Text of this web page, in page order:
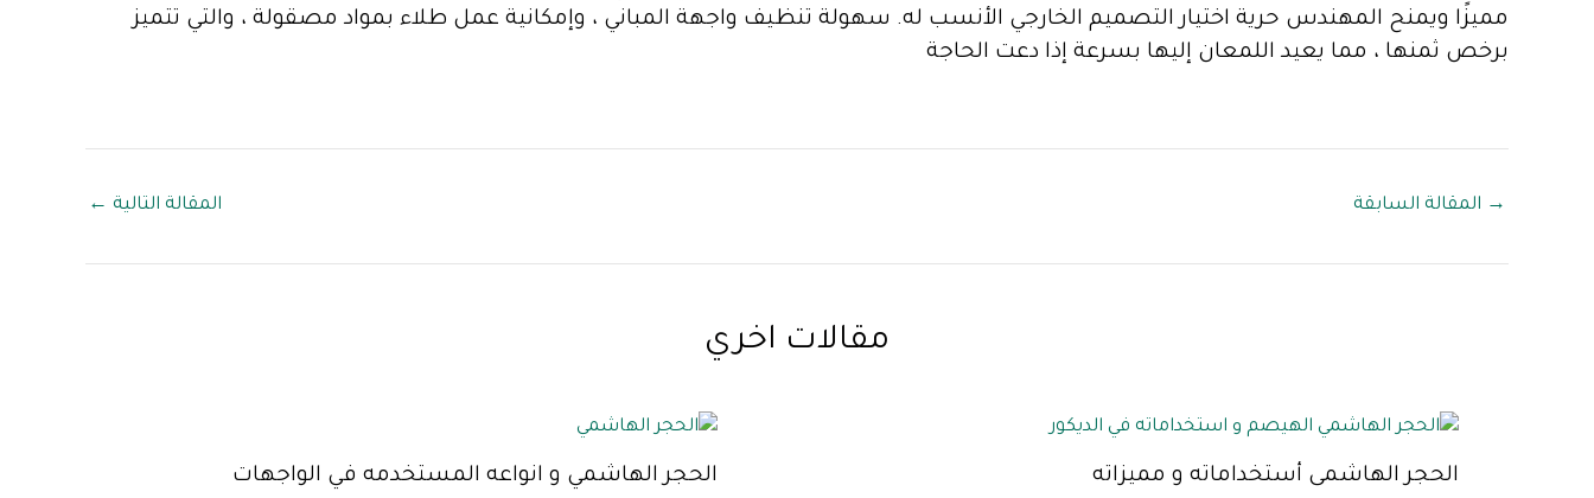
مميزًا ويمنح المهندس حرية اختيار التصميم الخارجي الأنسب له. سهولة تنظيف واجهة المباني ، وإمكانية عمل طلاء بمواد مصقولة ، والتي تتميز
برخص ثمنها ، مما يعيد اللمعان إليها بسرعة إذا دعت الحاجة
→ المقالة السابقة المقالة التالية ←
مقالات اخري
الحجر الهاشمى أستخداماته و مميزاته الحجر الهاشمي و انواعه المستخدمه في الواجهات